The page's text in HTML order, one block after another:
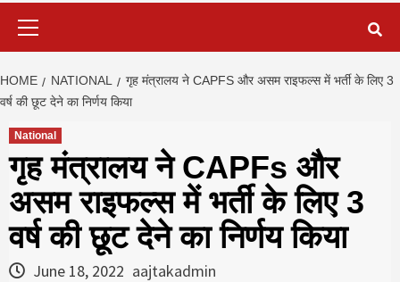
HOME NATIONAL
गृह मंत्रालय ने CAPFS और असम राइफल्स में भर्ती के लिए 3
वर्ष की छूट देने का निर्णय किया
National
गृह मंत्रालय ने CAPFs और
असम राइफल्स में भर्ती के लिए 3
वर्ष की छूट देने का निर्णय किया
June 18, 2022 aajtakadmin